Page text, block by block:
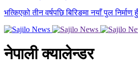
भत्किएको तीन वर्षपछि बिरिङमा नयाँ पुल निर्माण
नेपाली क्यालेन्डर